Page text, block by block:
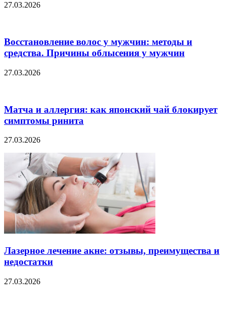
27.03.2026
Восстановление волос у мужчин: методы и
средства. Причины облысения у мужчин
27.03.2026
Матча и аллергия: как японский чай блокирует
симптомы ринита
27.03.2026
Лазерное лечение акне: отзывы, преимущества и
недостатки
27.03.2026